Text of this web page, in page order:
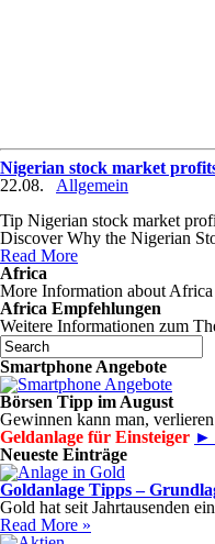
Nigerian stock market
22.08.
Allgemein
Tip Nigerian stock market
Discover Why the Nigerian
Read More
Africa
More Information about
Africa Empfehlungen
Weitere Informationen zum
Smartphone Angebote
Börsen Tipp im August
Gewinnen kann man,
Geldanlage für Einsteiger ►
Neueste Einträge
Goldanlage Tipps –
Gold hat seit Jahrtausenden
Read More »